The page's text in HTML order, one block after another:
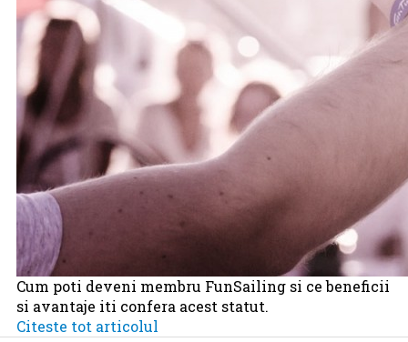
Cum poti deveni membru FunSailing si ce beneficii
si avantaje iti confera acest statut.
Citeste tot articolul